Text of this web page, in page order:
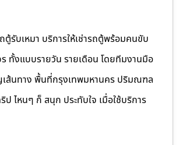
ตู้รับเหมา บริการให้เช่ารถตู้พร้อมคนขับ
ทั้งแบบรายวัน รายเดือน โดยทีมงานมือ
เส้นทาง พื้นที่กรุงเทพมหานคร ปริมณฑล
ป ไหนๆ ก็ สนุก ประทับใจ เมื่อใช้บริการ